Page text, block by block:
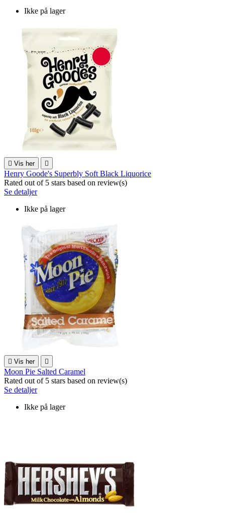
Ikke på lager
 Vis her 
Henry Goode's Superbly Soft Black Liquorice
Rated out of 5 stars based on review(s)
Se detaljer
Ikke på lager
 Vis her 
Moon Pie Salted Caramel
Rated out of 5 stars based on review(s)
Se detaljer
Ikke på lager